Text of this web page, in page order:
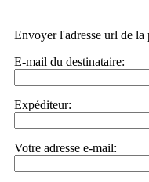
Envoyer l'adresse url de la
E-mail du destinataire:
Expéditeur:
Votre adresse e-mail: